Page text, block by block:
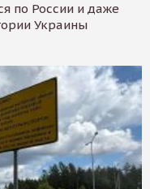
по России и даже
Украины